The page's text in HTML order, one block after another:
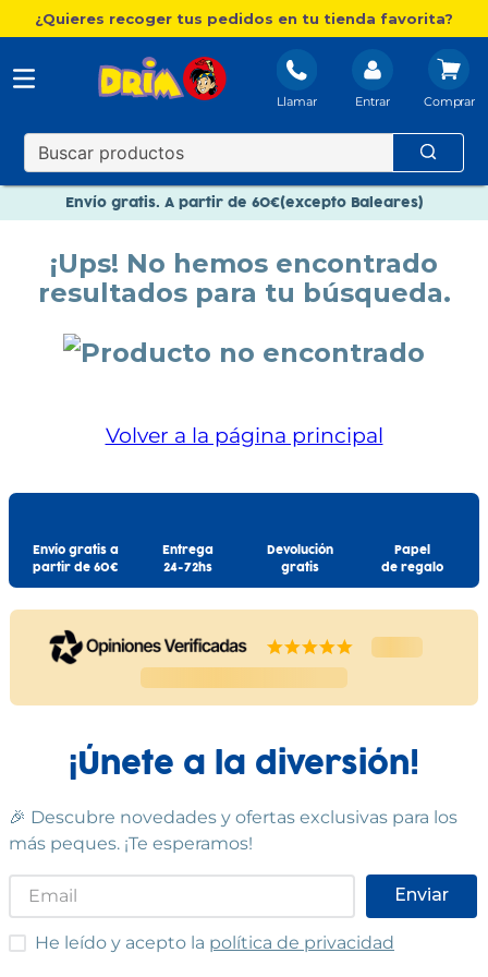
¿Quieres recoger tus pedidos en tu tienda favorita?
Llamar Entrar
Envío gratis. A partir de 60€(excepto Baleares)
Nuevo catálogo Aire Libre
Paga en 3 plazos sin intereses
¡Ups! No hemos encontrado
resultados para tu búsqueda.
Volver a la página principal
Envío gratis a
partir de 60€
Entrega
24-72hs
Devolución
gratis
Papel
de regalo
¡Únete a la diversión!
🎉 Descubre novedades y ofertas exclusivas para los
más peques. ¡Te esperamos!
Enviar
He leído y acepto las condiciones
He leído y acepto la política de privacidad